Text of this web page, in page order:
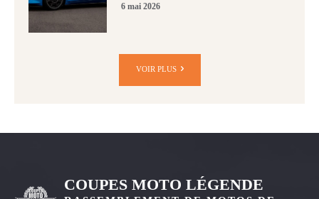
6 mai 2026
VOIR PLUS
COUPES MOTO LÉGENDE